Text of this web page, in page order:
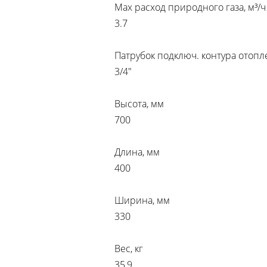
Max расход природного газа, м³/ч
3.7
Патрубок подключ. контура
3/4"
Высота, мм
700
Длина, мм
400
Ширина, мм
330
Вес, кг